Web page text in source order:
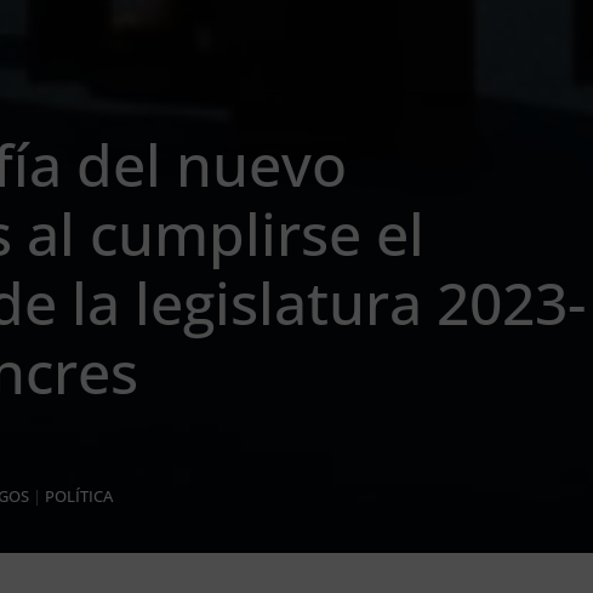
del nuevo
al cumplirse el
la legislatura 2023-
| POLÍTICA